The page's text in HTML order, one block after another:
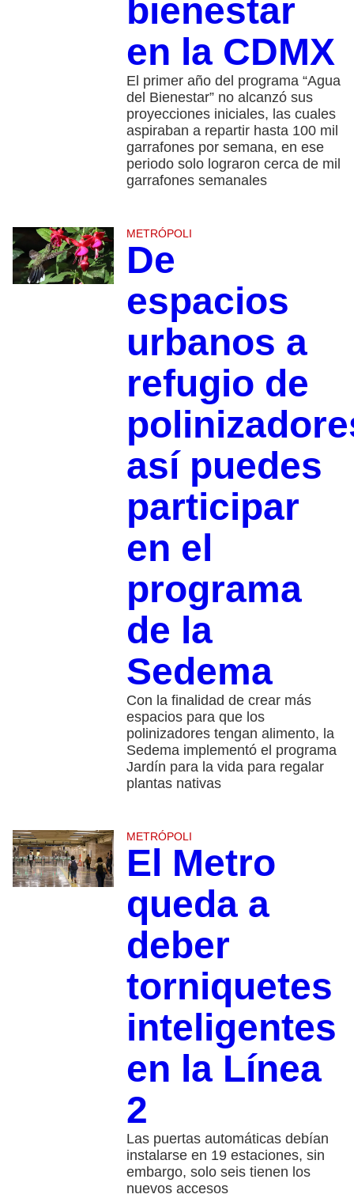
bienestar
en la CDMX
El primer año del programa “Agua
del Bienestar” no alcanzó sus
proyecciones iniciales, las cuales
aspiraban a repartir hasta 100 mil
garrafones por semana, en ese
periodo solo lograron cerca de mil
garrafones semanales
METRÓPOLI
De
espacios
urbanos a
refugio de
así puedes
participar
en el
programa
de la
Sedema
Con la finalidad de crear más
espacios para que los
polinizadores tengan alimento, la
Sedema implementó el programa
Jardín para la vida para regalar
plantas nativas
METRÓPOLI
El Metro
queda a
deber
torniquetes
inteligentes
en la Línea
2
Las puertas automáticas debían
instalarse en 19 estaciones, sin
embargo, solo seis tienen los
nuevos accesos